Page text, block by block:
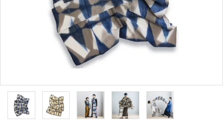
ご利用ガイド
プライバシーポリシー
特定商取引法について